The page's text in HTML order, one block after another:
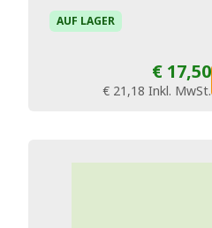
AUF LAGER
€ 17,50
€ 21,18 Inkl. MwSt.